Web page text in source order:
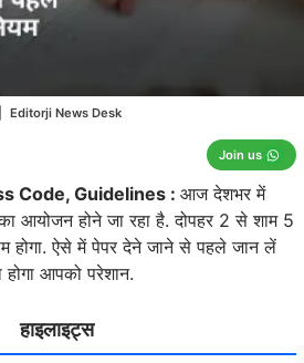
Code, Guidelines : आज देशभर में
आयोजन होने जा रहा है. दोपहर 2 से शाम 5
होगा. ऐसे में पेपर देने जाने से पहले जान लें
होगा आपको परेशान.
Editorji News Desk
Join us
हाइलाइट्स